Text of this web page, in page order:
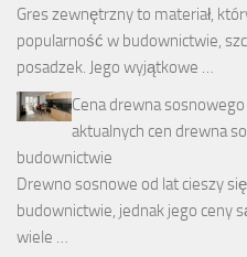
Gres zewnętrzny to materiał,
popularność w budownictwie,
posadzek. Jego wyjątkowe …
Cena drewna
aktualnych cen drewna
budownictwie
Drewno sosnowe od lat cieszy
budownictwie, jednak jego ceny
wiele …